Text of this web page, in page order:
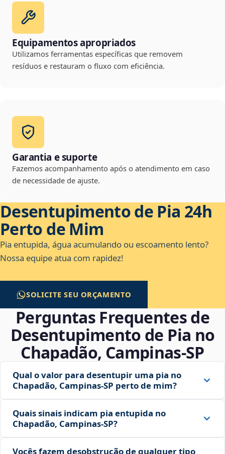
Equipamentos apropriados
Utilizamos ferramentas específicas que removem
resíduos e restauram o fluxo com eficiência.
Garantia e suporte
Fazemos acompanhamento após o atendimento em caso
de necessidade de ajuste.
Desentupimento de Pia 24h
Perto de Mim
Pia entupida, água acumulando ou escoamento lento?
Nossa equipe atua com rapidez!
SOLICITE SEU ORÇAMENTO
Perguntas Frequentes de
Desentupimento de Pia no
Chapadão, Campinas‑SP
Qual o valor para desentupir uma pia no
Chapadão, Campinas‑SP perto de mim?
Quais sinais indicam pia entupida no
Chapadão, Campinas‑SP?
Vocês fazem desobstrução de qualquer tipo